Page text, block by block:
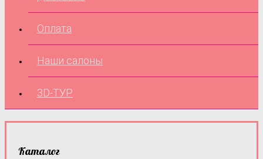
Оплата
Наши салоны
3D-ТУР
Каталог